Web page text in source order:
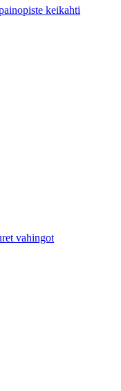
keikahti
vahingot